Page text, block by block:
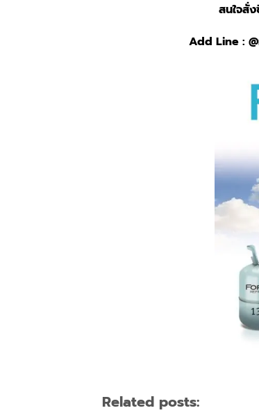
สนใจสั่
Add Line :
Related posts: